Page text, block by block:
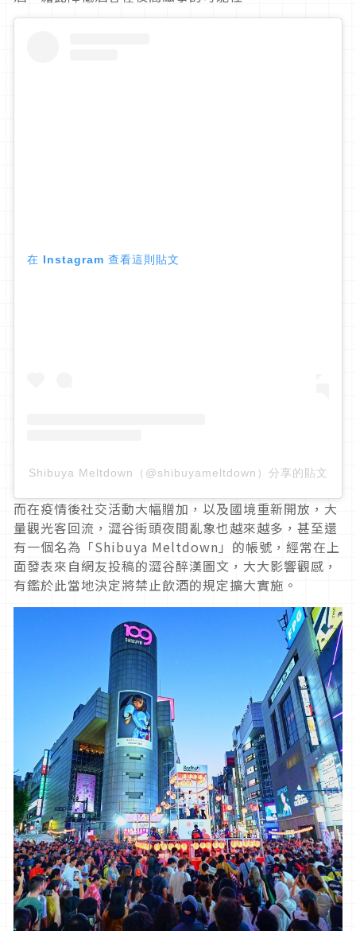
在 Instagram 查看這則貼文
Shibuya Meltdown（@shibuyameltdown）分享的貼文
而在疫情後社交活動大幅贈加，以及國境重新開放，大
量觀光客回流，澀谷街頭夜間亂象也越來越多，甚至還
有一個名為「Shibuya Meltdown」的帳號，經常在上
面發表來自網友投稿的澀谷醉漢圖文，大大影響觀感，
有鑑於此當地決定將禁止飲酒的規定擴大實施。